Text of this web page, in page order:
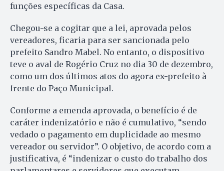
funções específicas da Casa.
Chegou-se a cogitar que a lei, aprovada pelos
vereadores, ficaria para ser sancionada pelo
prefeito Sandro Mabel. No entanto, o dispositivo
teve o aval de Rogério Cruz no dia 30 de dezembro,
como um dos últimos atos do agora ex-prefeito à
frente do Paço Municipal.
Conforme a emenda aprovada, o benefício é de
caráter indenizatório e não é cumulativo, “sendo
vedado o pagamento em duplicidade ao mesmo
vereador ou servidor”. O objetivo, de acordo com a
justificativa, é “indenizar o custo do trabalho dos